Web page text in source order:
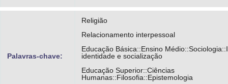
Palavras-chave:
Religião
Relacionamento interpessoal
Educação Básica::Ensino
identidade e socialização
Educação Superior::Ciências
Humanas::Filosofia::Epistemologia